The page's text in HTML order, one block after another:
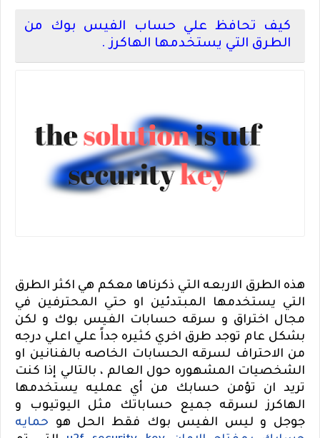
كيف تحافظ علي حساب الفيس بوك من
الطرق التي يستخدمها الهاكرز .
هذه الطرق الاربعه التي ذكرناها معكم هي اكثر الطرق
التي يستخدمها المبتدئين او حتي المحترفين في
مجال اختراق و سرقه حسابات الفيس بوك و لكن
بشكل عام توجد طرق اخري كثيره جداً علي اعلي درجه
من الاحتراف لسرقه الحسابات الخاصه بالفنانين او
الشخصيات المشهوره حول العالم ، بالتالي إذا كنت
تريد ان تؤمن حسابك من أي عمليه يستخدمها
الهاكرز لسرقه جميع حساباتك مثل اليوتيوب و
جوجل و ليس الفيس بوك فقط الحل هو حمايه